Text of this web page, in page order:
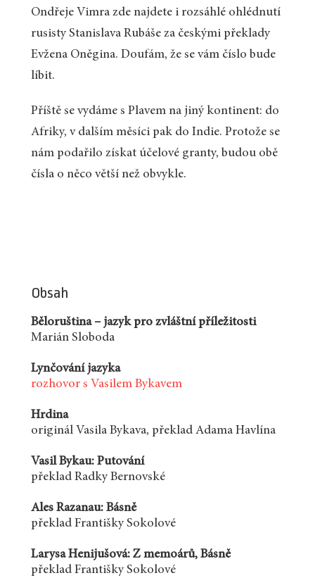
Ondřeje Vimra zde najdete i rozsáhlé ohlédnutí
rusisty Stanislava Rubáše za českými překlady
Evžena Oněgina. Doufám, že se vám číslo bude
líbit.
Příště se vydáme s Plavem na jiný kontinent: do
Afriky, v dalším měsíci pak do Indie. Protože se
nám podařilo získat účelové granty, budou obě
čísla o něco větší než obvykle.
Obsah
Běloruština – jazyk pro zvláštní příležitosti
Marián Sloboda
Lynčování jazyka
rozhovor s Vasilem Bykavem
Hrdina
originál Vasila Bykava, překlad Adama Havlína
Vasil Bykau: Putování
překlad Radky Bernovské
Ales Razanau: Básně
překlad Františky Sokolové
Larysa Henijušová: Z memoárů, Básně
překlad Františky Sokolové